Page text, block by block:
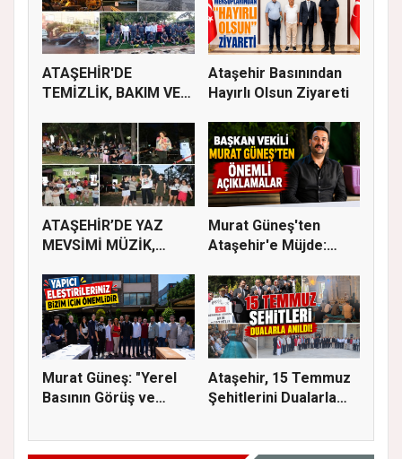
ATAŞEHİR'DE
TEMİZLİK, BAKIM VE
Ataşehir Basınından
Hayırlı Olsun Ziyareti
ATAŞEHİR’DE YAZ
MEVSİMİ MÜZİK,
Murat Güneş'ten
Ataşehir'e Müjde:
Murat Güneş: "Yerel
Basının Görüş ve
Ataşehir, 15 Temmuz
Şehitlerini Dualarla